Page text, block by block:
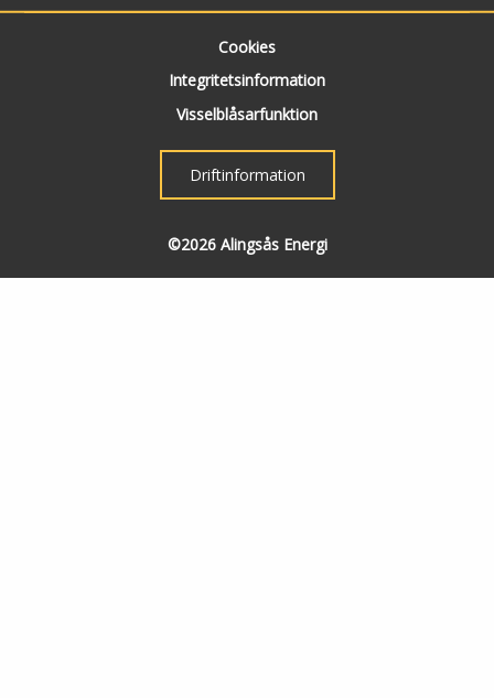
Cookies
Integritetsinformation
Visselblåsarfunktion
Driftinformation
©2026 Alingsås Energi